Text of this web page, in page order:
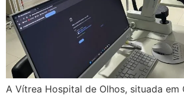
A Vítrea Hospital de Olhos, situada em